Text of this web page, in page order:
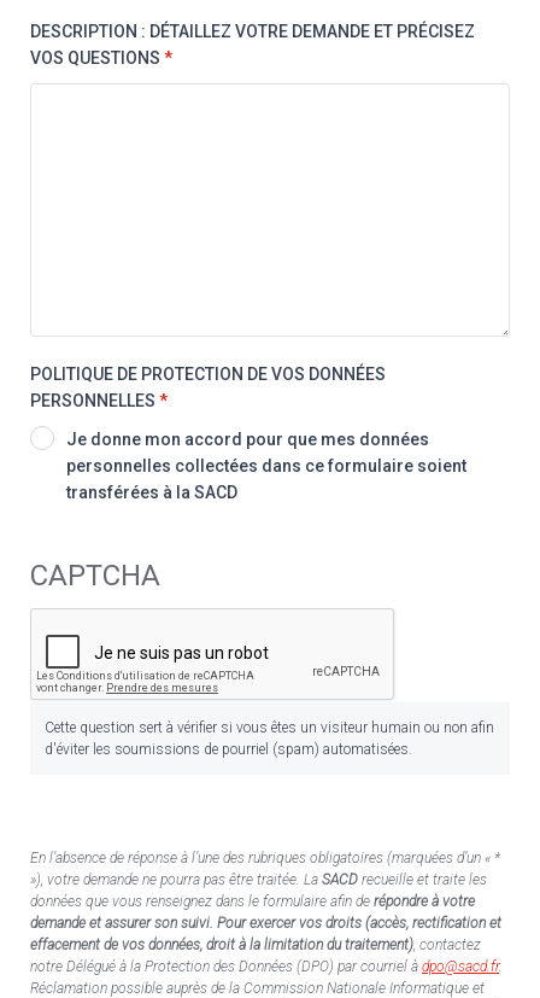
DESCRIPTION : DÉTAILLEZ VOTRE DEMANDE ET PRÉCISEZ
VOS QUESTIONS *
POLITIQUE DE PROTECTION DE VOS DONNÉES
PERSONNELLES
Je donne mon accord pour que mes données
personnelles collectées dans ce formulaire soient
transférées à la SACD
CAPTCHA
Cette question sert à vérifier si vous êtes un visiteur humain ou non afin
d'éviter les soumissions de pourriel (spam) automatisées.
En l’absence de réponse à l’une des rubriques obligatoires (marquées d’un « *
»), votre demande ne pourra pas être traitée. La SACD recueille et traite les
données que vous renseignez dans le formulaire afin de répondre à votre
demande et assurer son suivi. Pour exercer vos droits (accès, rectification et
effacement de vos données, droit à la limitation du traitement), contactez
notre Délégué à la Protection des Données (DPO) par courriel à dpo@sacd.fr.
Réclamation possible auprès de la Commission Nationale Informatique et